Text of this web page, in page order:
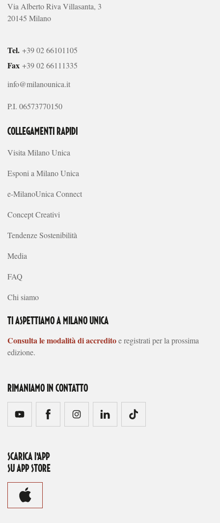
Via Alberto Riva Villasanta, 3
20145 Milano
Tel. +39 02 66101105
Fax +39 02 66111335
info@milanounica.it
P.I. 06573770150
COLLEGAMENTI RAPIDI
Visita Milano Unica
Esponi a Milano Unica
e-MilanoUnica Connect
Concept Creativi
Tendenze Sostenibilità
Media
FAQ
Chi siamo
TI ASPETTIAMO A MILANO UNICA
Consulta le modalità di accreditoe registrati per la prossima
edizione.
RIMANIAMO IN CONTATTO
SCARICA l'APP
SU APP STORE